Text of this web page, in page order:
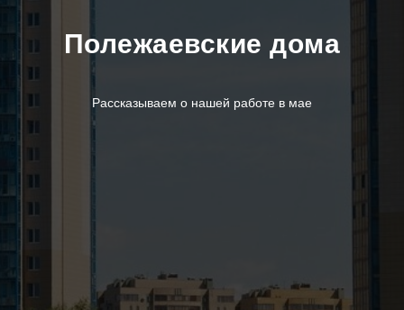
Полежаевские дома
Рассказываем о нашей работе в мае